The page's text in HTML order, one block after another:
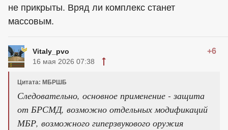
не прикрыты. Вряд ли комплекс станет
массовым.
Vitaly_pvo +6
16 мая 2026 07:38
Цитата: МБРШБ
Следовательно, основное применение - защита
от БРСМД, возможно отдельных модификаций
МБР, возможного гиперзвукового оружия